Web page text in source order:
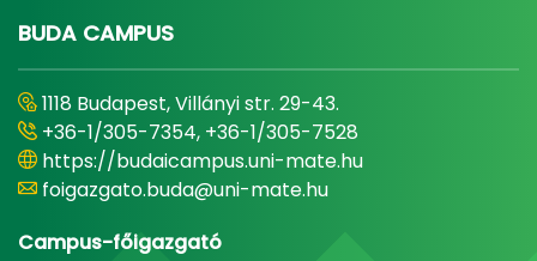
BUDA CAMPUS
1118 Budapest, Villányi str. 29-43.
+36-1/305-7354, +36-1/305-7528
https://budaicampus.uni-mate.hu
foigazgato.buda@uni-mate.hu
Campus-főigazgató